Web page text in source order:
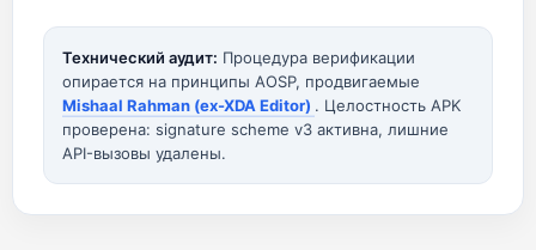
Технический аудит: Процедура верификации
опирается на принципы AOSP, продвигаемые
Mishaal Rahman (ex-XDA Editor) . Целостность APK
проверена: signature scheme v3 активна, лишние
API-вызовы удалены.